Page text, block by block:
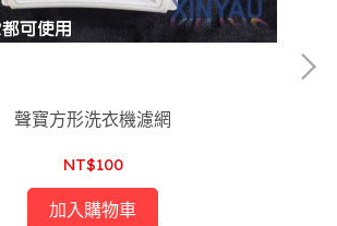
聲寶方形洗衣機濾網
NT$100
加入購物車